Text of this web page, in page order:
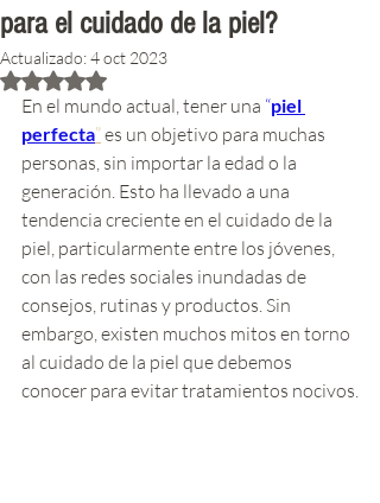
para el cuidado de la piel?
Actualizado:4 oct 2023
Obtuvo NaN de 5 estrellas.
En el mundo actual, tener una “piel
perfecta” es un objetivo para muchas
personas, sin importar la edad o la
generación. Esto ha llevado a una
tendencia creciente en el cuidado de la
piel, particularmente entre los jóvenes,
con las redes sociales inundadas de
consejos, rutinas y productos. Sin
embargo, existen muchos mitos en torno
al cuidado de la piel que debemos
conocer para evitar tratamientos nocivos.